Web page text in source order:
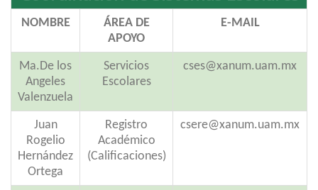
NOMBRE
ÁREA DE
APOYO
E-MAIL
Ma.De los
Angeles
Valenzuela
Servicios
Escolares
cses@xanum.uam.mx
Juan
Rogelio
Hernández
Ortega
Registro
Académico
(Calificaciones)
csere@xanum.uam.mx